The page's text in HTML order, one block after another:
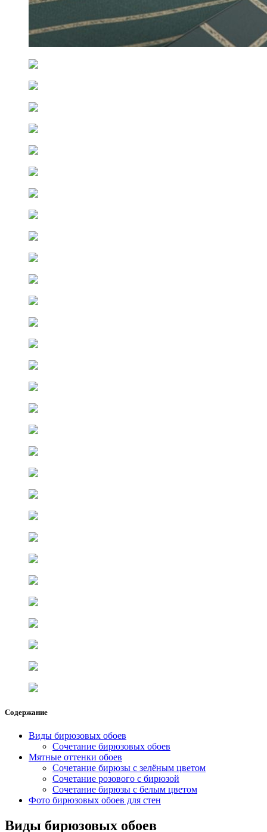
Содержание
Виды бирюзовых обоев
Сочетание бирюзовых обоев
Мятные оттенки обоев
Сочетание бирюзы с зелёным цветом
Сочетание розового с бирюзой
Сочетание бирюзы с белым цветом
Фото бирюзовых обоев для стен
Виды бирюзовых обоев